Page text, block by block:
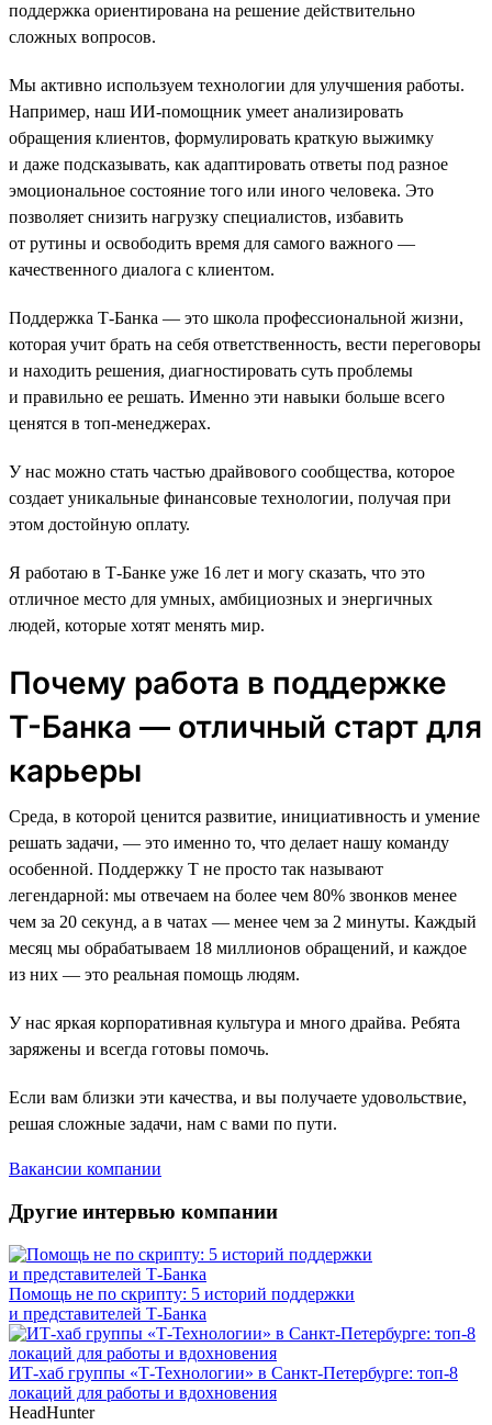
поддержка ориентирована на решение действительно
сложных вопросов.
Мы активно используем технологии для улучшения работы.
Например, наш ИИ-помощник умеет анализировать
обращения клиентов, формулировать краткую выжимку
и даже подсказывать, как адаптировать ответы под разное
эмоциональное состояние того или иного человека. Это
позволяет снизить нагрузку специалистов, избавить
от рутины и освободить время для самого важного —
качественного диалога с клиентом.
Поддержка Т-Банка — это школа профессиональной жизни,
которая учит брать на себя ответственность, вести переговоры
и находить решения, диагностировать суть проблемы
и правильно ее решать. Именно эти навыки больше всего
ценятся в топ-менеджерах.
У нас можно стать частью драйвового сообщества, которое
создает уникальные финансовые технологии, получая при
этом достойную оплату.
Я работаю в Т-Банке уже 16 лет и могу сказать, что это
отличное место для умных, амбициозных и энергичных
людей, которые хотят менять мир.
Почему работа в поддержке
Т-Банка — отличный старт для
карьеры
Среда, в которой ценится развитие, инициативность и умение
решать задачи, — это именно то, что делает нашу команду
особенной. Поддержку Т не просто так называют
легендарной: мы отвечаем на более чем 80% звонков менее
чем за 20 секунд, а в чатах — менее чем за 2 минуты. Каждый
месяц мы обрабатываем 18 миллионов обращений, и каждое
из них — это реальная помощь людям.
У нас яркая корпоративная культура и много драйва. Ребята
заряжены и всегда готовы помочь.
Если вам близки эти качества, и вы получаете удовольствие,
решая сложные задачи, нам с вами по пути.
Вакансии компании
Другие интервью компании
Помощь не по скрипту: 5 историй поддержки
и представителей Т-Банка
ИТ-хаб группы «Т-Технологии» в Санкт-Петербурге: топ-8
локаций для работы и вдохновения
HeadHunter